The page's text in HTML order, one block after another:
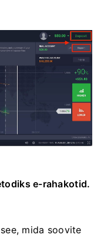
e-rahakotid.
mida soovite